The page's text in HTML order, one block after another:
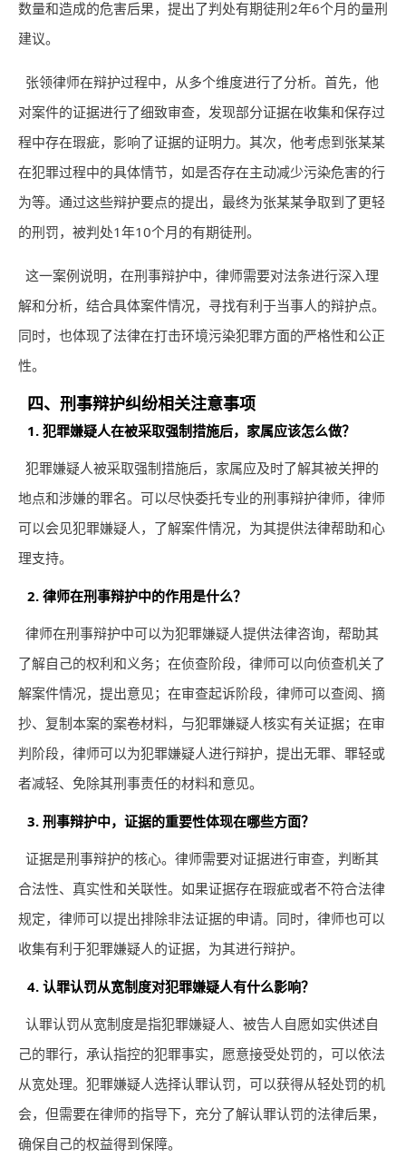
数量和造成的危害后果，提出了判处有期徒刑2年6个月的量刑
建议。
张领律师在辩护过程中，从多个维度进行了分析。首先，他
对案件的证据进行了细致审查，发现部分证据在收集和保存过
程中存在瑕疵，影响了证据的证明力。其次，他考虑到张某某
在犯罪过程中的具体情节，如是否存在主动减少污染危害的行
为等。通过这些辩护要点的提出，最终为张某某争取到了更轻
的刑罚，被判处1年10个月的有期徒刑。
这一案例说明，在刑事辩护中，律师需要对法条进行深入理
解和分析，结合具体案件情况，寻找有利于当事人的辩护点。
同时，也体现了法律在打击环境污染犯罪方面的严格性和公正
性。
四、刑事辩护纠纷相关注意事项
1. 犯罪嫌疑人在被采取强制措施后，家属应该怎么做？
犯罪嫌疑人被采取强制措施后，家属应及时了解其被关押的
地点和涉嫌的罪名。可以尽快委托专业的刑事辩护律师，律师
可以会见犯罪嫌疑人，了解案件情况，为其提供法律帮助和心
理支持。
2. 律师在刑事辩护中的作用是什么？
律师在刑事辩护中可以为犯罪嫌疑人提供法律咨询，帮助其
了解自己的权利和义务；在侦查阶段，律师可以向侦查机关了
解案件情况，提出意见；在审查起诉阶段，律师可以查阅、摘
抄、复制本案的案卷材料，与犯罪嫌疑人核实有关证据；在审
判阶段，律师可以为犯罪嫌疑人进行辩护，提出无罪、罪轻或
者减轻、免除其刑事责任的材料和意见。
3. 刑事辩护中，证据的重要性体现在哪些方面？
证据是刑事辩护的核心。律师需要对证据进行审查，判断其
合法性、真实性和关联性。如果证据存在瑕疵或者不符合法律
规定，律师可以提出排除非法证据的申请。同时，律师也可以
收集有利于犯罪嫌疑人的证据，为其进行辩护。
4. 认罪认罚从宽制度对犯罪嫌疑人有什么影响？
认罪认罚从宽制度是指犯罪嫌疑人、被告人自愿如实供述自
己的罪行，承认指控的犯罪事实，愿意接受处罚的，可以依法
从宽处理。犯罪嫌疑人选择认罪认罚，可以获得从轻处罚的机
会，但需要在律师的指导下，充分了解认罪认罚的法律后果，
确保自己的权益得到保障。